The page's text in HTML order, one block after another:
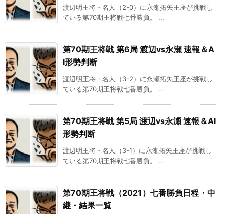
渡辺明王将・名人（2-0）に永瀬拓矢王座が挑戦し
ている第70期王将戦七番勝負。 ...
第70期王将戦 第6局 渡辺vs永瀬 速報＆A
I形勢判断
渡辺明王将・名人（3-2）に永瀬拓矢王座が挑戦し
ている第70期王将戦七番勝負。 ...
第70期王将戦 第5局 渡辺vs永瀬 速報＆AI
形勢判断
渡辺明王将・名人（3-1）に永瀬拓矢王座が挑戦し
ている第70期王将戦七番勝負。 ...
第70期王将戦（2021）七番勝負日程・中
継・結果一覧